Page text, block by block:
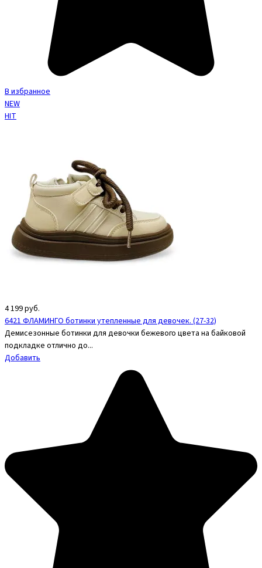
В избранное
NEW
HIT
4 199руб.
6421 ФЛАМИНГО ботинки утепленные для девочек. (27-32)
Демисезонные ботинки для девочки бежевого цвета на байковой
подкладке отлично до...
Добавить